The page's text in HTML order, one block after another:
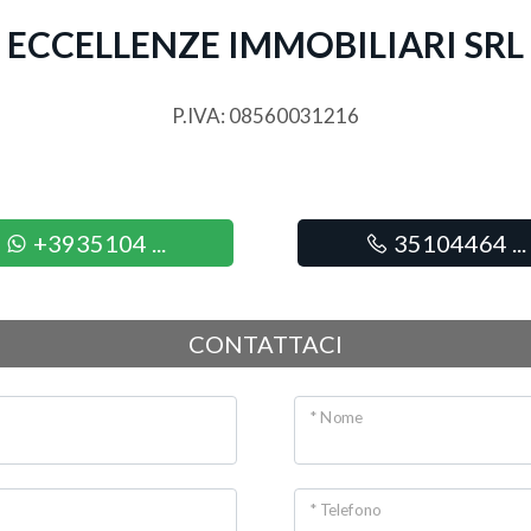
ECCELLENZE IMMOBILIARI SRL
P.IVA: 08560031216
+3935104 ... 35104464 ...
CONTATTACI
* Nome
* Telefono